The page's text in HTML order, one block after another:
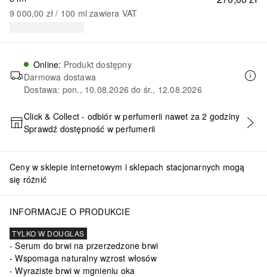
9 000,00 zł / 100 ml zawiera VAT
Online: Produkt dostępny
Darmowa dostawa
Dostawa: pon., 10.08.2026 do śr., 12.08.2026
DODAJ DO KOSZYKA
Click & Collect - odbiór w perfumerii nawet za 2 godziny
Sprawdź dostępność w perfumerii
Ceny w sklepie internetowym i sklepach stacjonarnych mogą
się różnić
INFORMACJE O PRODUKCIE
TYLKO W DOUGLAS
Serum do brwi na przerzedzone brwi
Wspomaga naturalny wzrost włosów
Wyraziste brwi w mgnieniu oka